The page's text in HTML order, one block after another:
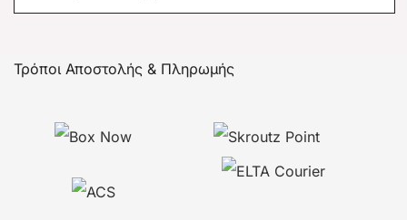
Τρόποι Αποστολής & Πληρωμής